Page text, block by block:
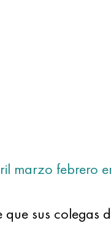
marzo febrero
que sus colegas